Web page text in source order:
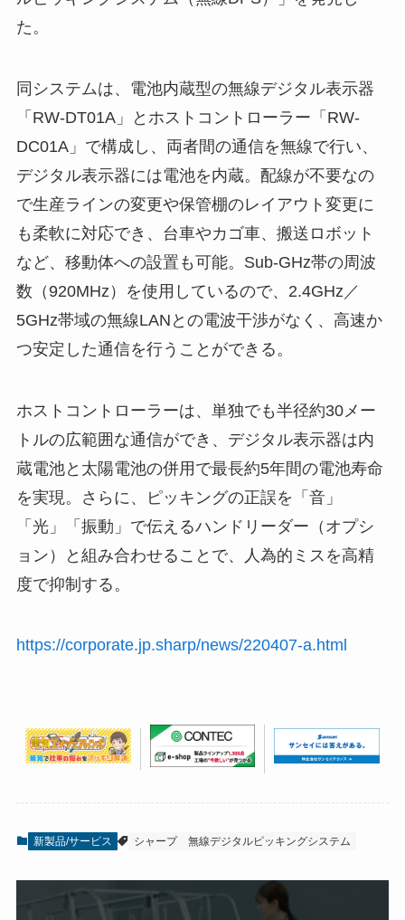
た。
同システムは、電池内蔵型の無線デジタル表示器
「RW-DT01A」とホストコントローラー「RW-
DC01A」で構成し、両者間の通信を無線で行い、
デジタル表示器には電池を内蔵。配線が不要なの
で生産ラインの変更や保管棚のレイアウト変更に
も柔軟に対応でき、台車やカゴ車、搬送ロボット
など、移動体への設置も可能。Sub-GHz帯の周波
数（920MHz）を使用しているので、2.4GHz／
5GHz帯域の無線LANとの電波干渉がなく、高速か
つ安定した通信を行うことができる。
ホストコントローラーは、単独でも半径約30メー
トルの広範囲な通信ができ、デジタル表示器は内
蔵電池と太陽電池の併用で最長約5年間の電池寿命
を実現。さらに、ピッキングの正誤を「音」
「光」「振動」で伝えるハンドリーダー（オプシ
ョン）と組み合わせることで、人為的ミスを高精
度で抑制する。
https://corporate.jp.sharp/news/220407-a.html
新製品/サービス シャープ 無線デジタルピッキングシステム